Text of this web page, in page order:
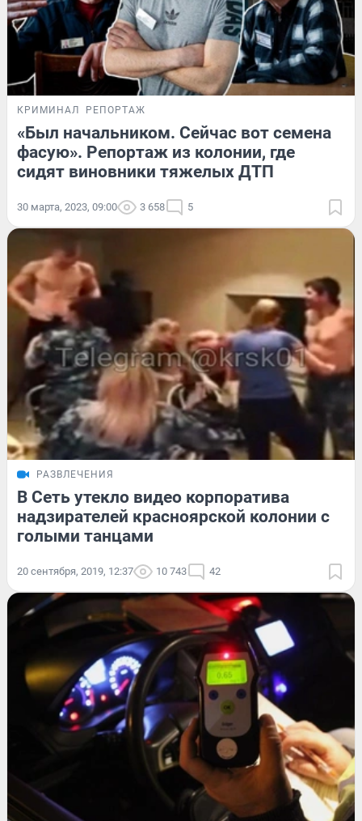
КРИМИНАЛ РЕПОРТАЖ
«Был начальником. Сейчас вот семена
фасую». Репортаж из колонии, где
сидят виновники тяжелых ДТП
30 марта, 2023, 09:00 3 658 5
РАЗВЛЕЧЕНИЯ
В Сеть утекло видео корпоратива
надзирателей красноярской колонии с
голыми танцами
20 сентября, 2019, 12:37 10 743 42